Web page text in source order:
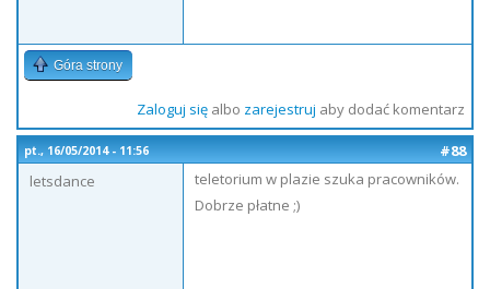
Góra strony
Zaloguj sięalbo zarejestruj aby dodać komentarz
pt., 16/05/2014 - 11:56
#88
letsdance
teletorium w plazie szuka pracowników.
Dobrze płatne ;)